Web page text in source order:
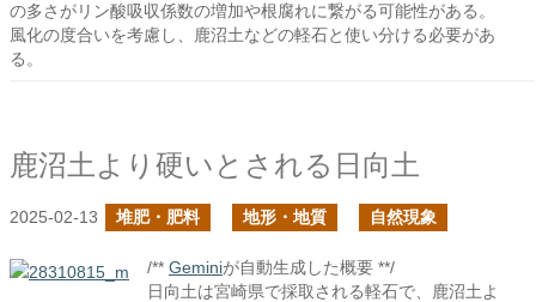
の多さがリン酸吸収係数の増加や根腐れに繋がる可能性がある。
風化の度合いを考慮し、鹿沼土などの軽石と使い分ける必要があ
る。
鹿沼土より硬いとされる日向土
2025-02-13 堆肥・肥料 地形・地質 自然現象
/** Geminiが自動生成した概要 **/
日向土は宮崎県で採取される軽石で、鹿沼土よ